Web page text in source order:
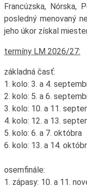
Francúzska, Nórska,
posledný menovaný
jeho úkor získal
termíny LM 2026/27:
základná časť:
1. kolo: 3. a 4.
2. kolo: 5. a 6.
3. kolo: 10. a 11.
4. kolo: 12. a 13.
5. kolo: 6. a 7. októbra
6. kolo: 13. a 14.
osemfinále:
1. zápasy: 10. a 11.